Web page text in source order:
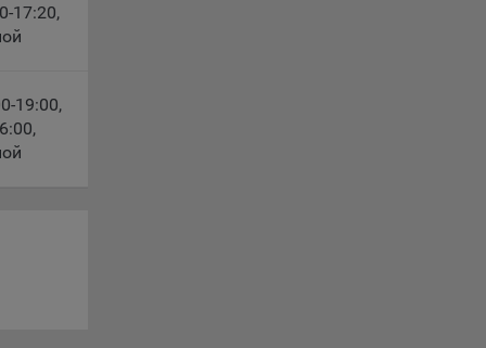
17:20,
19:00,
,